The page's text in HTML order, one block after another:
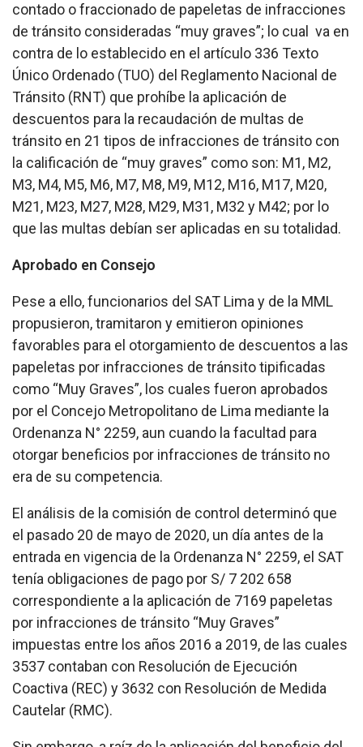
contado o fraccionado de papeletas de infracciones
de tránsito consideradas “muy graves”; lo cual va en
contra de lo establecido en el artículo 336 Texto
Único Ordenado (TUO) del Reglamento Nacional de
Tránsito (RNT) que prohíbe la aplicación de
descuentos para la recaudación de multas de
tránsito en 21 tipos de infracciones de tránsito con
la calificación de “muy graves” como son: M1, M2,
M3, M4, M5, M6, M7, M8, M9, M12, M16, M17, M20,
M21, M23, M27, M28, M29, M31, M32 y M42; por lo
que las multas debían ser aplicadas en su totalidad.
Aprobado en Consejo
Pese a ello, funcionarios del SAT Lima y de la MML
propusieron, tramitaron y emitieron opiniones
favorables para el otorgamiento de descuentos a las
papeletas por infracciones de tránsito tipificadas
como “Muy Graves”, los cuales fueron aprobados
por el Concejo Metropolitano de Lima mediante la
Ordenanza N° 2259, aun cuando la facultad para
otorgar beneficios por infracciones de tránsito no
era de su competencia.
El análisis de la comisión de control determinó que
el pasado 20 de mayo de 2020, un día antes de la
entrada en vigencia de la Ordenanza N° 2259, el SAT
tenía obligaciones de pago por S/ 7 202 658
correspondiente a la aplicación de 7169 papeletas
por infracciones de tránsito “Muy Graves”
impuestas entre los años 2016 a 2019, de las cuales
3537 contaban con Resolución de Ejecución
Coactiva (REC) y 3632 con Resolución de Medida
Cautelar (RMC).